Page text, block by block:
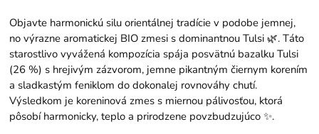
Objavte harmonickú silu orientálnej tradície v podobe jemnej,
no výrazne aromatickej BIO zmesi s dominantnou Tulsi 🌿. Táto
starostlivo vyvážená kompozícia spája posvätnú bazalku Tulsi
(26 %) s hrejivým zázvorom, jemne pikantným čiernym korením
a sladkastým feniklom do dokonalej rovnováhy chutí.
Výsledkom je koreninová zmes s miernou pálivosťou, ktorá
pôsobí harmonicky, teplo a prirodzene povzbudzujúco ✨.